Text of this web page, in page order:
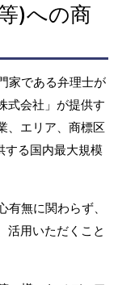
)への商
家である弁理士が
式会社」が提供す
、エリア、商標区
る国内最大規模
無に関わらず、
活用いただくこと